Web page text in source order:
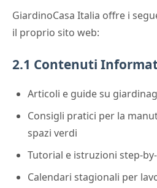
GiardinoCasa Italia offre i
il proprio sito web:
2.1 Contenuti
Articoli e guide su
Consigli pratici per la
spazi verdi
Tutorial e istruzioni step-
Calendari stagionali per